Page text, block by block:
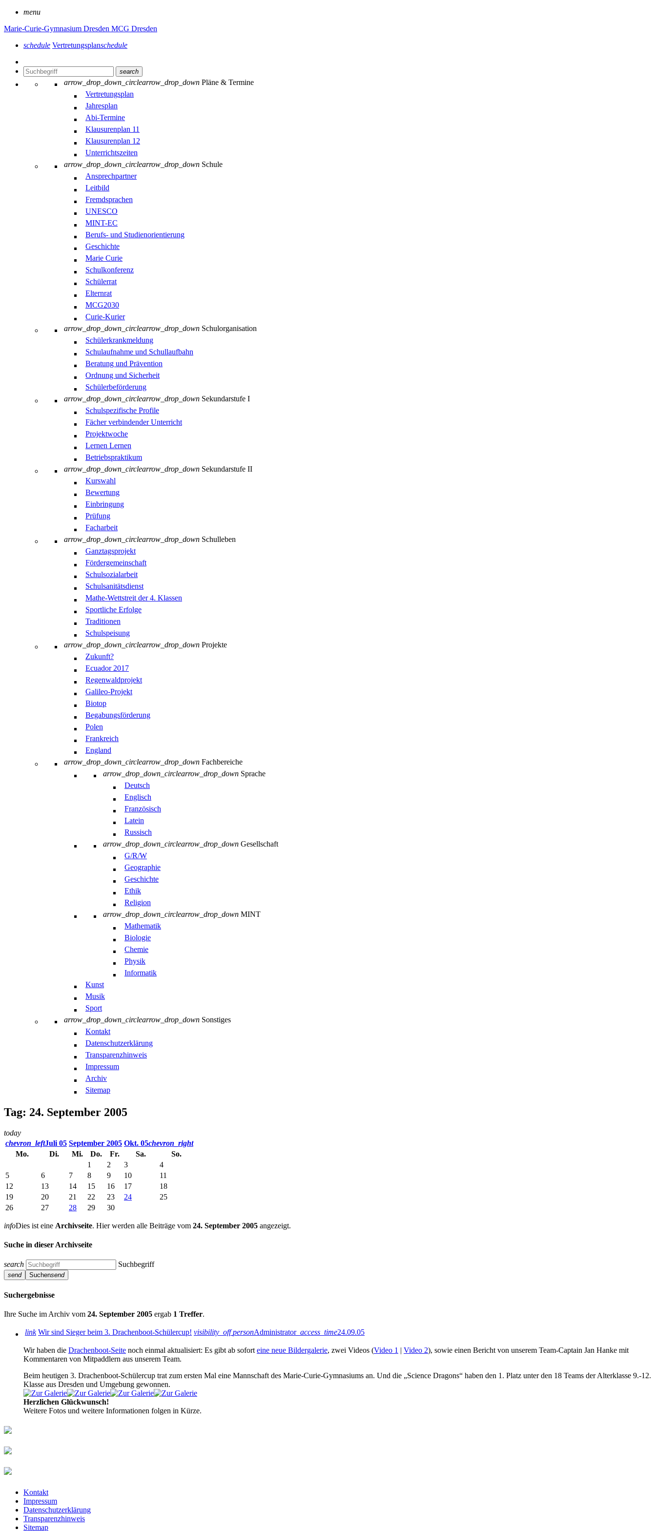
menu
Marie-Curie-Gymnasium Dresden MCG Dresden
schedule Vertretungsplanschedule
search
arrow_drop_down_circlearrow_drop_down Pläne & Termine
Vertretungsplan
Jahresplan
Abi-Termine
Klausurenplan 11
Klausurenplan 12
Unterrichtszeiten
arrow_drop_down_circlearrow_drop_down Schule
Ansprechpartner
Leitbild
Fremdsprachen
UNESCO
MINT-EC
Berufs- und Studienorientierung
Geschichte
Marie Curie
Schulkonferenz
Schülerrat
Elternrat
MCG2030
Curie-Kurier
arrow_drop_down_circlearrow_drop_down Schulorganisation
Schülerkrankmeldung
Schulaufnahme und Schullaufbahn
Beratung und Prävention
Ordnung und Sicherheit
Schülerbeförderung
arrow_drop_down_circlearrow_drop_down Sekundarstufe I
Schulspezifische Profile
Fächer verbindender Unterricht
Projektwoche
Lernen Lernen
Betriebspraktikum
arrow_drop_down_circlearrow_drop_down Sekundarstufe II
Kurswahl
Bewertung
Einbringung
Prüfung
Facharbeit
arrow_drop_down_circlearrow_drop_down Schulleben
Ganztagsprojekt
Fördergemeinschaft
Schulsozialarbeit
Schulsanitätsdienst
Mathe-Wettstreit der 4. Klassen
Sportliche Erfolge
Traditionen
Schulspeisung
arrow_drop_down_circlearrow_drop_down Projekte
Zukunft?
Ecuador 2017
Regenwaldprojekt
Galileo-Projekt
Biotop
Begabungsförderung
Polen
Frankreich
England
arrow_drop_down_circlearrow_drop_down Fachbereiche
arrow_drop_down_circlearrow_drop_down Sprache
Deutsch
Englisch
Französisch
Latein
Russisch
arrow_drop_down_circlearrow_drop_down Gesellschaft
G/R/W
Geographie
Geschichte
Ethik
Religion
arrow_drop_down_circlearrow_drop_down MINT
Mathematik
Biologie
Chemie
Physik
Informatik
Kunst
Musik
Sport
arrow_drop_down_circlearrow_drop_down Sonstiges
Kontakt
Datenschutzerklärung
Transparenzhinweis
Impressum
Archiv
Sitemap
Tag: 24. September 2005
today
chevron_leftJuli 05 September 2005 Okt. 05chevron_right
Mo.
Di. Mi. Do. Fr. Sa.
So.
1
2 3
4
5
6 7 8 9 10
11
12
13 14 15 16 17
18
19
20 21 22 23 24
25
26
27 28 29 30
infoDies ist eine Archivseite. Hier werden alle Beiträge vom 24. September 2005 angezeigt.
Suche in dieser Archivseite
search Suchbegriff
send Suchensend
Suchergebnisse
Ihre Suche im Archiv vom 24. September 2005 ergab 1 Treffer.
link Wir sind Sieger beim 3. Drachenboot-Schülercup! visibility_off personAdministrator access_time24.09.05
Wir haben die Drachenboot-Seite noch einmal aktualisiert: Es gibt ab sofort eine neue Bildergalerie, zwei Videos (Video 1 | Video 2), sowie einen Bericht von unserem Team-Captain Jan Hanke mit
Kommentaren von Mitpaddlern aus unserem Team.
Beim heutigen 3. Drachenboot-Schülercup trat zum ersten Mal eine Mannschaft des Marie-Curie-Gymnasiums an. Und die „Science Dragons“ haben den 1. Platz unter den 18 Teams der Alterklasse 9.-12.
Klasse aus Dresden und Umgebung gewonnen.
Herzlichen Glückwunsch!
Weitere Fotos und weitere Informationen folgen in Kürze.
Kontakt
Impressum
Datenschutzerklärung
Transparenzhinweis
Sitemap